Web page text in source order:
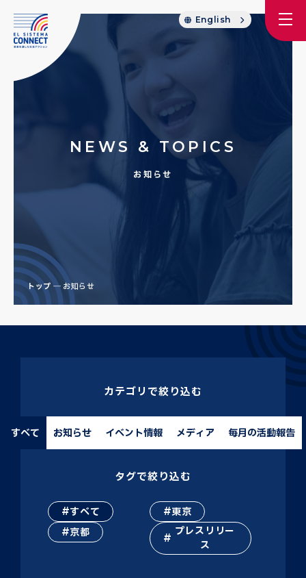
English
NEWS & TOPICS
お知らせ
トップ お知らせ
カテゴリで絞り込む
すべて お知らせ イベント情報 メディア 毎月の活動報告
タグで絞り込む
すべて
東京
京都
プレスリリー
ス